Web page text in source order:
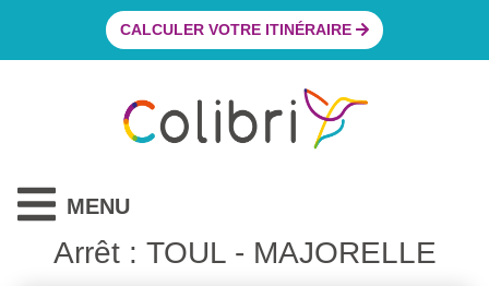
CALCULER VOTRE ITINÉRAIRE
MENU
Arrêt : TOUL - MAJORELLE